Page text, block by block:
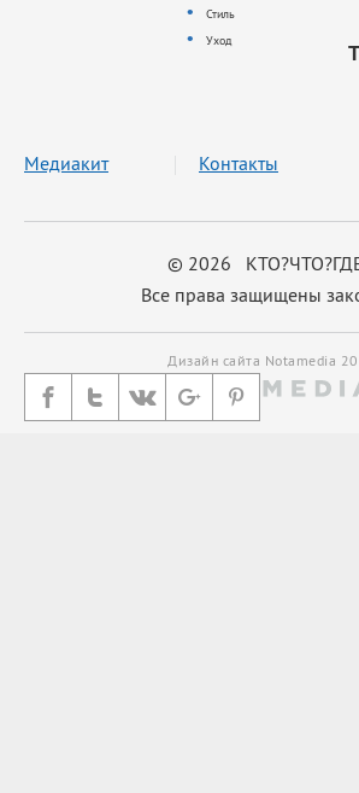
Стиль
Уход
© 2026
Все права защищены
Медиакит Контакты
Дизайн сайта Notamedia